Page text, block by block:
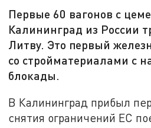
Первые 60 вагонов с
Калининград из России
Литву. Это первый
со стройматериалами с
блокады.
В Калининград прибыл
снятия ограничений ЕС